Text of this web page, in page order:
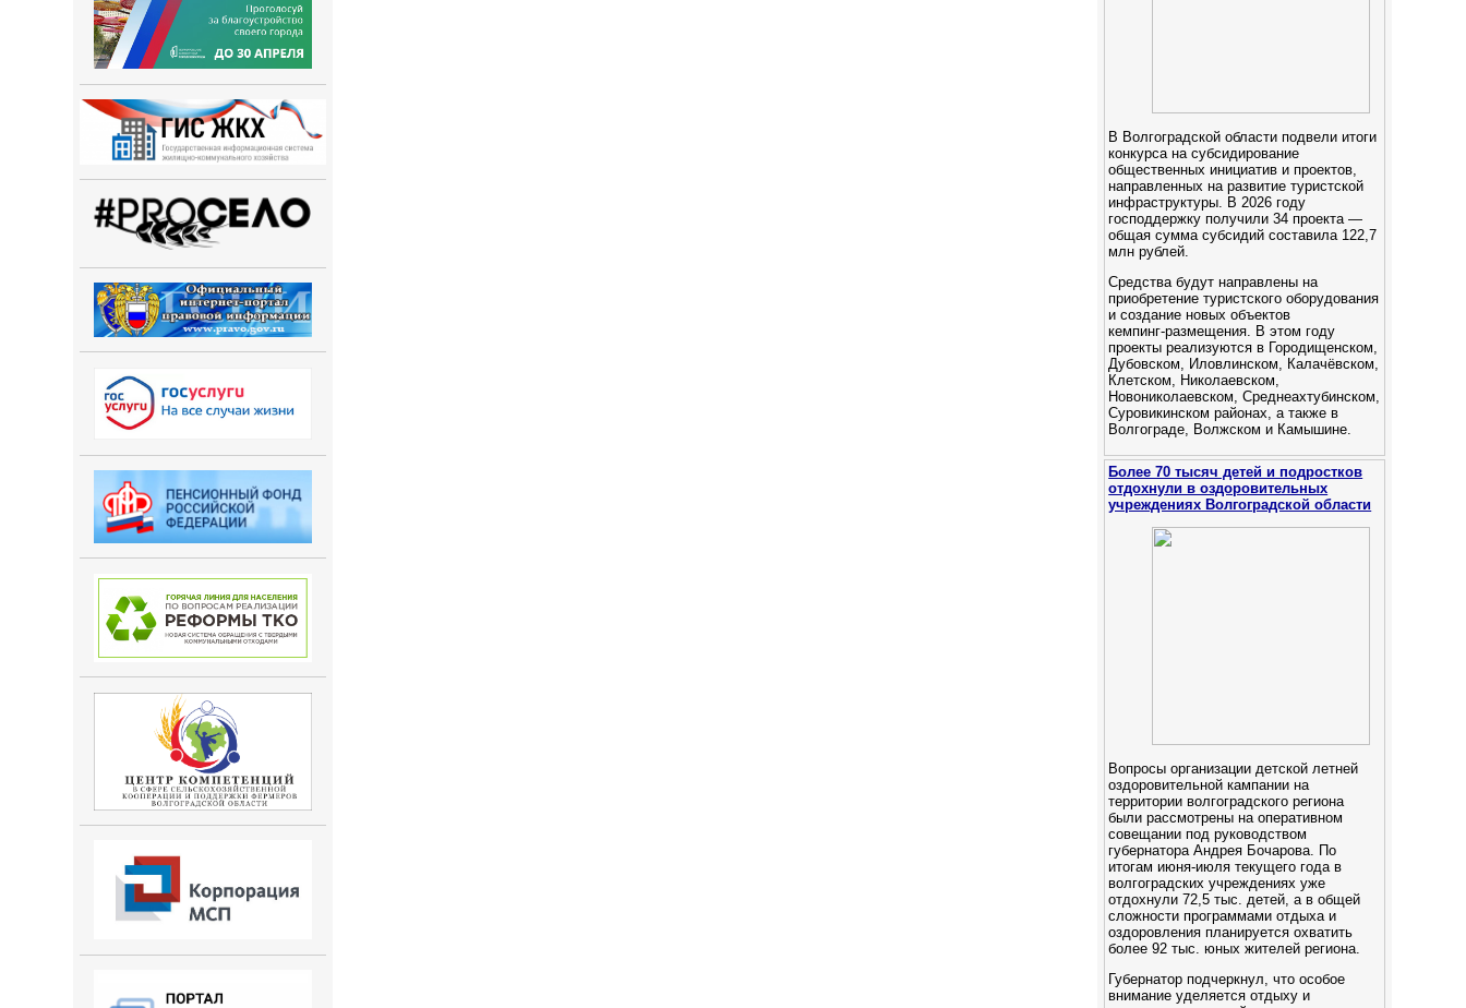
В Волгоградской области подвели итоги
конкурса на субсидирование
общественных инициатив и проектов,
направленных на развитие туристской
инфраструктуры. В 2026 году
господдержку получили 34 проекта —
общая сумма субсидий составила 122,7
млн рублей.
Средства будут направлены на
приобретение туристского оборудования
и создание новых объектов
кемпинг‑размещения. В этом году
проекты реализуются в Городищенском,
Дубовском, Иловлинском, Калачёвском,
Клетском, Николаевском,
Новониколаевском, Среднеахтубинском,
Суровикинском районах, а также в
Волгограде, Волжском и Камышине.
Более 70 тысяч детей и подростков
отдохнули в оздоровительных
учреждениях Волгоградской области
Вопросы организации детской летней
оздоровительной кампании на
территории волгоградского региона
были рассмотрены на оперативном
совещании под руководством
губернатора Андрея Бочарова. По
итогам июня-июля текущего года в
волгоградских учреждениях уже
отдохнули 72,5 тыс. детей, а в общей
сложности программами отдыха и
оздоровления планируется охватить
более 92 тыс. юных жителей региона.
Губернатор подчеркнул, что особое
внимание уделяется отдыху и